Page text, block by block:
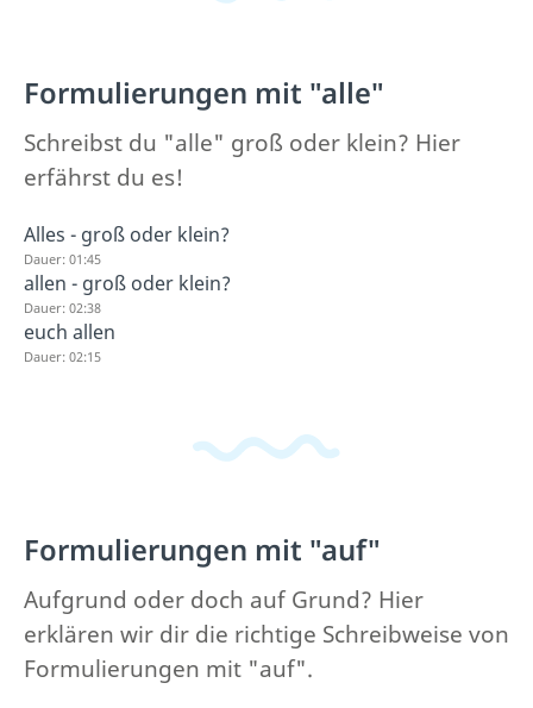
Formulierungen mit "alle"
Schreibst du "alle" groß oder klein? Hier
erfährst du es!
Alles - groß oder klein?
Dauer: 01:45
allen - groß oder klein?
Dauer: 02:38
euch allen
Dauer: 02:15
Formulierungen mit "auf"
Aufgrund oder doch auf Grund? Hier
erklären wir dir die richtige Schreibweise von
Formulierungen mit "auf".